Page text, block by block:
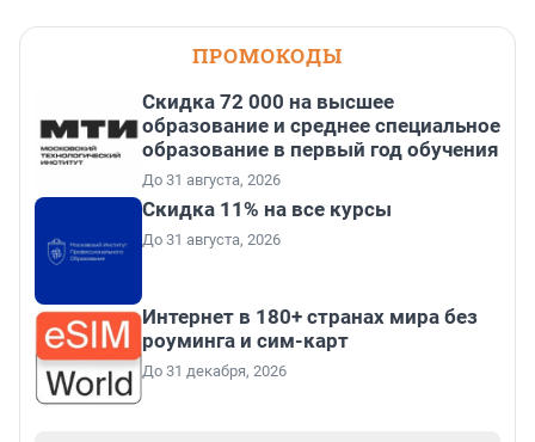
ПРОМОКОДЫ
Скидка 72 000 на высшее
образование и среднее специальное
образование в первый год обучения
До 31 августа, 2026
Скидка 11% на все курсы
До 31 августа, 2026
Интернет в 180+ странах мира без
роуминга и сим-карт
До 31 декабря, 2026